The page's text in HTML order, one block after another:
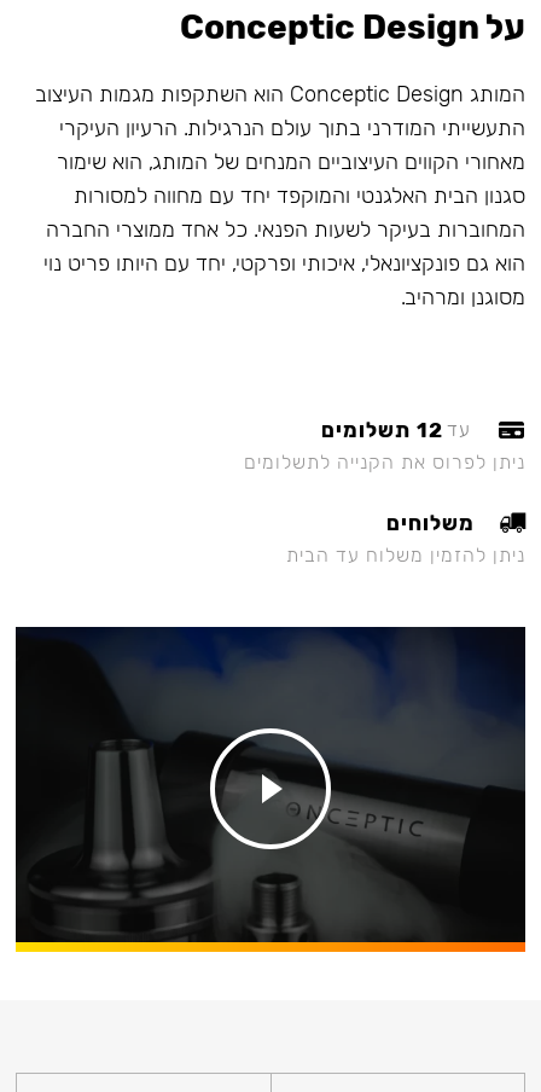
על Conceptic Design
המותג Conceptic Design הוא השתקפות מגמות העיצוב
התעשייתי המודרני בתוך עולם הנרגילות. הרעיון העיקרי
מאחורי הקווים העיצוביים המנחים של המותג, הוא שימור
סגנון הבית האלגנטי והמוקפד יחד עם מחווה למסורות
המחוברות בעיקר לשעות הפנאי. כל אחד ממוצרי החברה
הוא גם פונקציונאלי, איכותי ופרקטי, יחד עם היותו פריט נוי
מסוגנן ומרהיב.
עד 12 תשלומים
ניתן לפרוס את הקנייה לתשלומים
משלוחים
ניתן להזמין משלוח עד הבית